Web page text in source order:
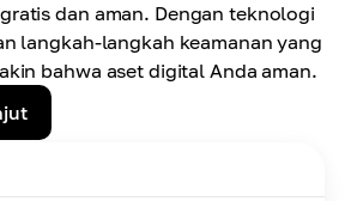
dan aman. Dengan teknologi
langkah-langkah keamanan yang
bahwa aset digital Anda aman.